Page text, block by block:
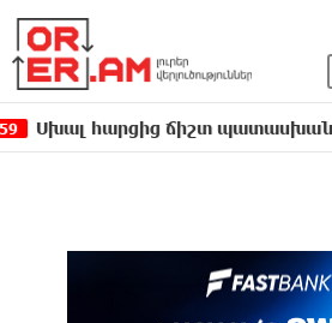
ճիշտ պատասխան չի